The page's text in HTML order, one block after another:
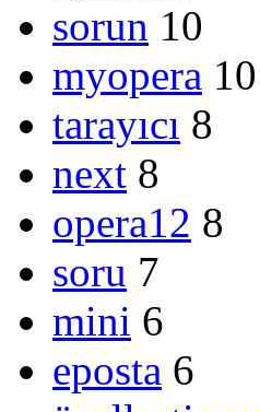
sorun 10
myopera 10
tarayıcı 8
next 8
opera12 8
soru 7
mini 6
eposta 6